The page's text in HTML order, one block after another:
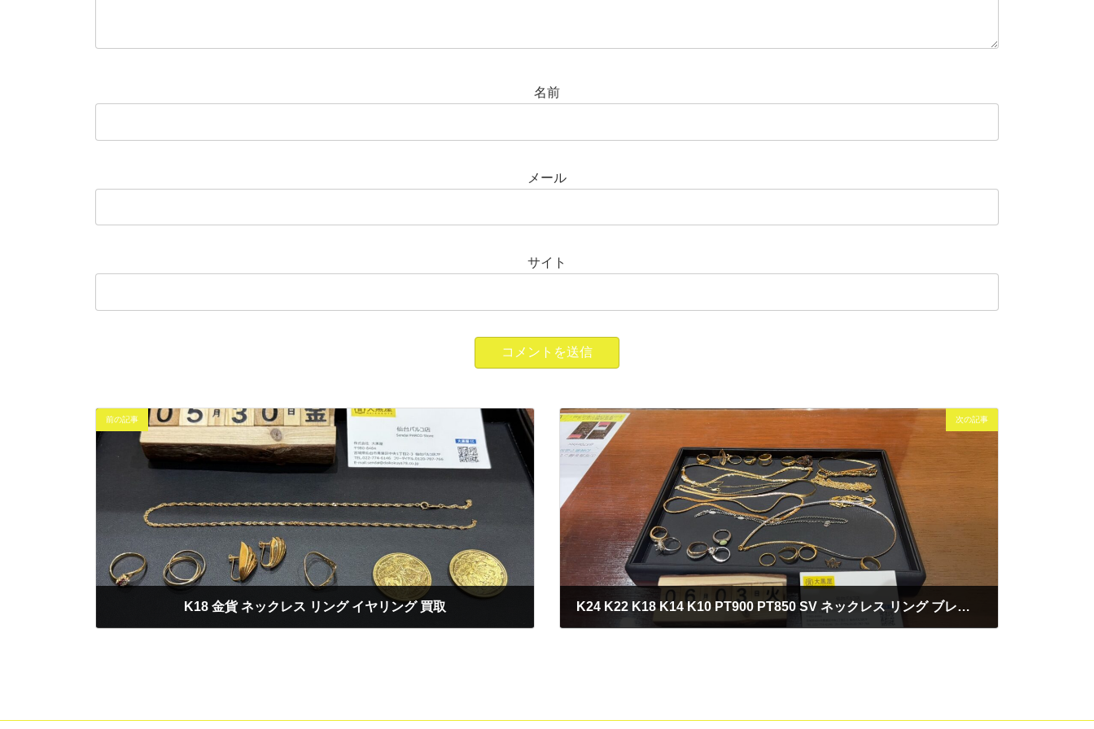
名前
メール
サイト
前の記事
K18 金貨 ネックレス リング イヤリング 買取
次の記事
K24 K22 K18 K14 K10 PT900 PT850 SV ネックレス リング ブレスレット 貴金属 アクセサリー 買取